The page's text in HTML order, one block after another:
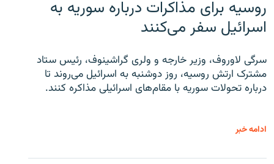
روسیه برای مذاکرات درباره سوریه به
اسرائیل سفر می‌کنند
سرگی لاوروف، وزیر خارجه و ولری گراشینوف، رئیس ستاد
مشترک ارتش روسیه، روز دوشنبه به اسرائیل می‌روند تا
درباره تحولات سوریه با مقام‌های اسرائیلی مذاکره کنند.
ادامه خبر